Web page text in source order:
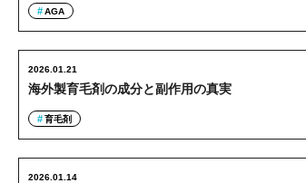
AGA
海外製育毛剤の成分と副作用の真実
2026.01.21
育毛剤
2026.01.14